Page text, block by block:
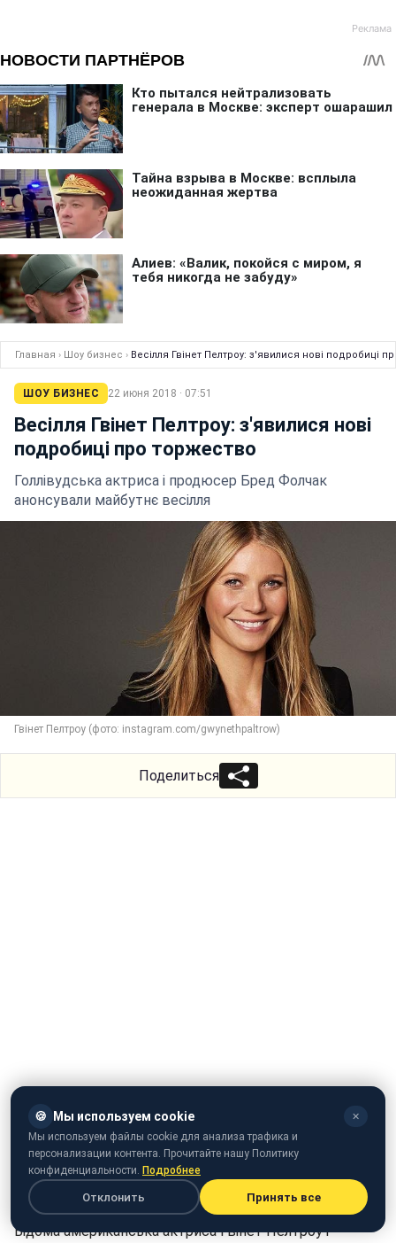
Главная › Шоу бизнес › Весілля Гвінет Пелтроу: з'явилися нові подробиці
ШОУ БИЗНЕС 22 июня 2018 · 07:51
Весілля Гвінет Пелтроу: з'явилися нові
подробиці про торжество
Голлівудська актриса і продюсер Бред Фолчак
анонсували майбутнє весілля
Гвінет Пелтроу (фото: instagram.com/gwynethpaltrow)
Поделиться
Відома американська актриса Гвінет Пелтроу і
🍪 Мы используем cookie ✕
Мы используем файлы cookie для анализа трафика и
персонализации контента. Прочитайте нашу Политику
конфиденциальности. Подробнее
Отклонить Принять все